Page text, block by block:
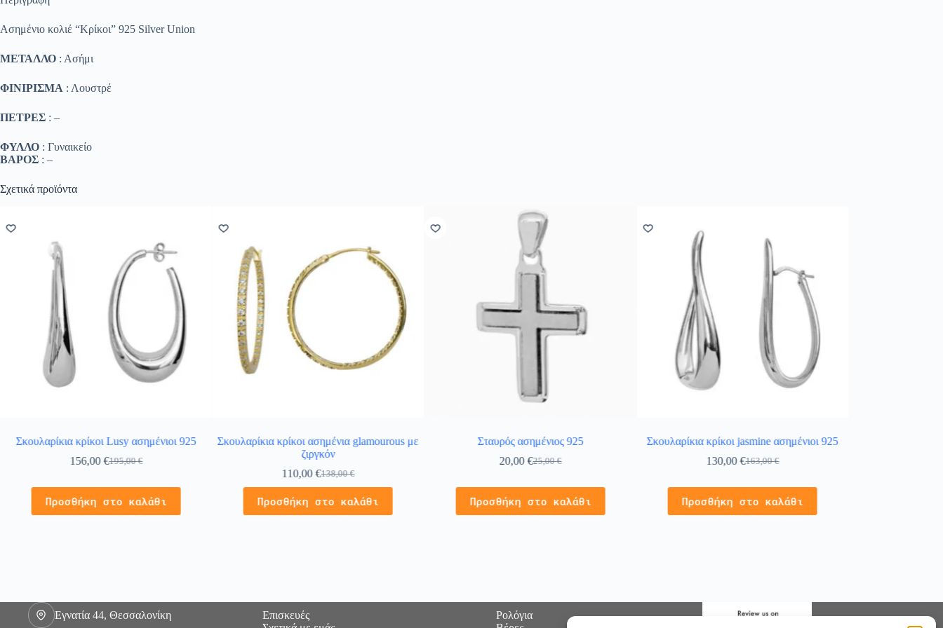
Ασημένιο κολιέ “Κρίκοι” 925 Silver Union
ΜΕΤΑΛΛΟ : Ασήμι
ΦΙΝΙΡΙΣΜΑ : Λουστρέ
ΠΕΤΡΕΣ : –
ΦΥΛΛΟ : Γυναικείο
ΒΑΡΟΣ : –
Σχετικά προϊόντα
Σκουλαρίκια κρίκοι Lusy ασημένιοι 925
195,00€
156,00€
Προσθήκη στο καλάθι
Σκουλαρίκια κρίκοι ασημένια glamourous με
ζιργκόν
138,00€
110,00€
Προσθήκη στο καλάθι
Σταυρός ασημένιος 925
25,00€
20,00€
Προσθήκη στο καλάθι
Σκουλαρίκια κρίκοι jasmine ασημένιοι 925
163,00€
130,00€
Προσθήκη στο καλάθι
Εγνατία 44, Θεσσαλονίκη
Επισκευές
Ρολόγια